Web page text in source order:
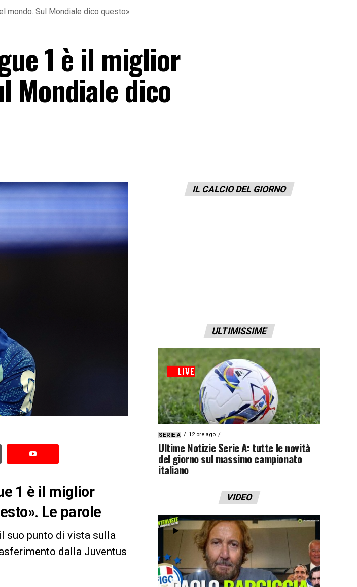
mondo. Sul Mondiale dico questo»
1 è il miglior
Mondiale dico
1 è il miglior
Le parole
suo punto di vista sulla
dalla Juventus
IL CALCIO DEL GIORNO
ULTIMISSIME
SERIE A 12 ore ago
Ultime Notizie Serie A: tutte le novità
del giorno sul massimo campionato
italiano
VIDEO